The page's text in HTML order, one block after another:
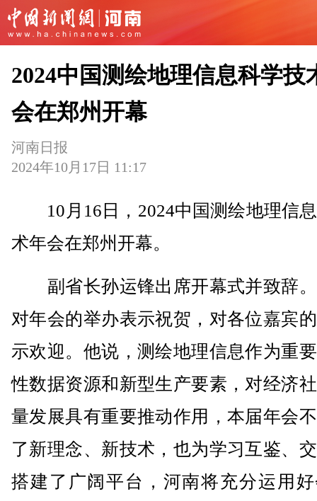
2024中国测绘地理信息科学技
会在郑州开幕
河南日报
2024年10月17日 11:17
10月16日，2024中国测绘地理信
术年会在郑州开幕。
副省长孙运锋出席开幕式并致辞
对年会的举办表示祝贺，对各位嘉宾
示欢迎。他说，测绘地理信息作为重
性数据资源和新型生产要素，对经济
量发展具有重要推动作用，本届年会
了新理念、新技术，也为学习互鉴、
搭建了广阔平台，河南将充分运用